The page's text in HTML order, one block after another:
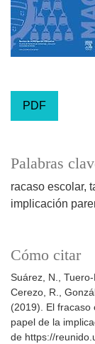
PDF
Palabras
racaso escolar
implicación
Cómo citar
Suárez, N.,
Cerezo, R.,
(2019). El fracaso
papel de la
de https://